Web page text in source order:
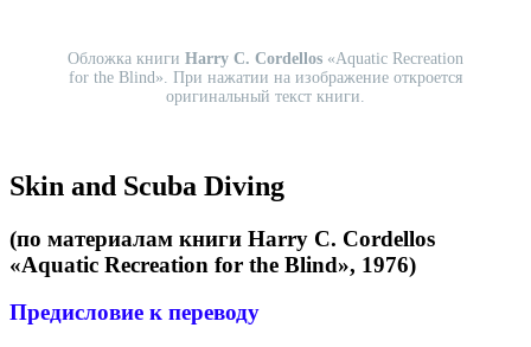
Обложка книги Harry C. Cordellos «Aquatic Recreation
for the Blind». При нажатии на изображение откроется
оригинальный текст книги.
Skin and Scuba Diving
(по материалам книги Harry C. Cordellos
«Aquatic Recreation for the Blind», 1976)
Предисловие к переводу